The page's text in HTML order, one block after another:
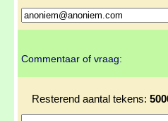
Commentaar of vraag:
Resterend aantal tekens: